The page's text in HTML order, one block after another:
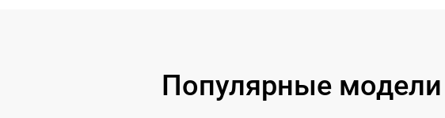
Популярные